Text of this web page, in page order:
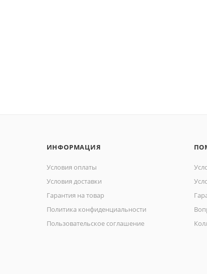
ИНФОРМАЦИЯ
Условия оплаты
Условия доставки
Гарантия на товар
Политика конфиденциальности
Пользовательское соглашение